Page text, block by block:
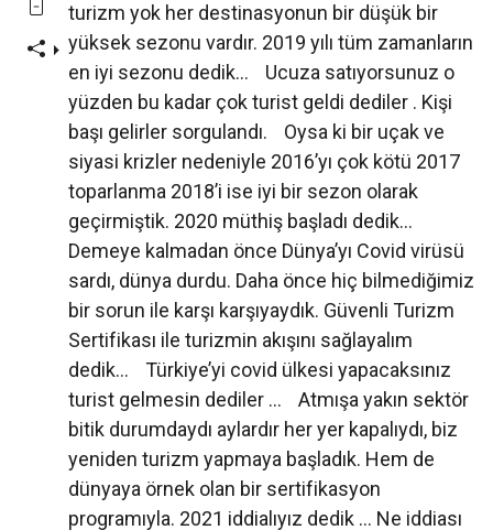
turizm yok her destinasyonun bir düşük bir
yüksek sezonu vardır. 2019 yılı tüm zamanların
en iyi sezonu dedik… Ucuza satıyorsunuz o
yüzden bu kadar çok turist geldi dediler . Kişi
başı gelirler sorgulandı. Oysa ki bir uçak ve
siyasi krizler nedeniyle 2016’yı çok kötü 2017
toparlanma 2018’i ise iyi bir sezon olarak
geçirmiştik. 2020 müthiş başladı dedik…
Demeye kalmadan önce Dünya’yı Covid virüsü
sardı, dünya durdu. Daha önce hiç bilmediğimiz
bir sorun ile karşı karşıyaydık. Güvenli Turizm
Sertifikası ile turizmin akışını sağlayalım
dedik… Türkiye’yi covid ülkesi yapacaksınız
turist gelmesin dediler … Atmışa yakın sektör
bitik durumdaydı aylardır her yer kapalıydı, biz
yeniden turizm yapmaya başladık. Hem de
dünyaya örnek olan bir sertifikasyon
programıyla. 2021 iddialıyız dedik … Ne iddiası